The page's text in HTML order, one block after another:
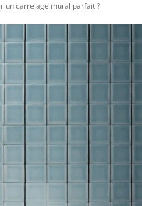
un carrelage mural parfait ?